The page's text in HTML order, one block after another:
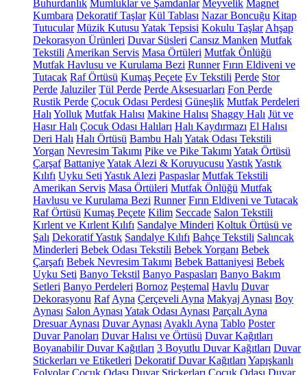
Buhurdanlık Mumluklar ve Şamdanlar Meyvelik Magnet
Kumbara Dekoratif Taşlar Kül Tablası Nazar Boncuğu Kitap
Tutucular Müzik Kutusu Yatak Tepsisi Kokulu Taşlar Ahşap
Dekorasyon Ürünleri Duvar Süsleri Cansız Manken Mutfak
Tekstili Amerikan Servis Masa Örtüleri Mutfak Önlüğü
Mutfak Havlusu ve Kurulama Bezi Runner Fırın Eldiveni ve
Tutacak Raf Örtüsü Kumaş Peçete Ev Tekstili Perde Stor
Perde Jaluziler Tül Perde Perde Aksesuarları Fon Perde
Rustik Perde Çocuk Odası Perdesi Güneşlik Mutfak Perdeleri
Halı Yolluk Mutfak Halısı Makine Halısı Shaggy Halı Jüt ve
Hasır Halı Çocuk Odası Halıları Halı Kaydırmazı El Halısı
Deri Halı Halı Örtüsü Bambu Halı Yatak Odası Tekstili
Yorgan Nevresim Takımı Pike ve Pike Takımı Yatak Örtüsü
Çarşaf BattaniyeYatak Alezi & Koruyucusu YastıkYastık
Kılıfı Uyku Seti Yastık Alezi Paspaslar Mutfak Tekstili
Amerikan Servis Masa Örtüleri Mutfak Önlüğü Mutfak
Havlusu ve Kurulama Bezi Runner Fırın Eldiveni ve Tutacak
Raf Örtüsü Kumaş Peçete Kilim Seccade Salon Tekstili
Kırlent ve Kırlent Kılıfı Sandalye Minderi Koltuk Örtüsü ve
Şalı Dekoratif Yastık Sandalye Kılıfı Bahçe Tekstili Salıncak
Minderleri Bebek Odası Tekstili Bebek Yorganı Bebek
Çarşafı Bebek Nevresim Takımı Bebek Battaniyesi Bebek
Uyku Seti Banyo Tekstil Banyo Paspasları Banyo Bakım
Setleri Banyo Perdeleri Bornoz Peştemal Havlu Duvar
Dekorasyonu Raf Ayna Çerçeveli Ayna Makyaj Aynası Boy
Aynası Salon Aynası Yatak Odası Aynası Parçalı Ayna
Dresuar Aynası Duvar Aynası Ayaklı Ayna Tablo Poster
Duvar Panoları Duvar Halısı ve Örtüsü Duvar Kağıtları
Boyanabilir Duvar Kağıtları 3 Boyutlu Duvar Kağıtları Duvar
Stickerları ve Etiketleri Dekoratif Duvar Kağıtları Yapışkanlı
Folyolar Çocuk Odası Duvar Stickerları Çocuk Odası Duvar